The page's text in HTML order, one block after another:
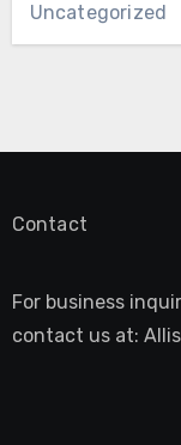
Uncategorized
Contact
For business
contact us at: